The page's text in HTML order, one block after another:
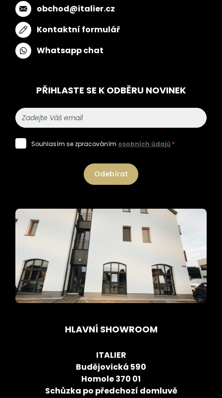
obchod@italier.cz
Kontaktní formulář
Whatsapp chat
PŘIHLASTE SE K ODBĚRU NOVINEK
Souhlasím se zpracováním osobních údajů *
Odebírat
HLAVNÍ SHOWROOM
ITALIER
Budějovická 590
Homole 370 01
Schůzka po předchozí domluvě